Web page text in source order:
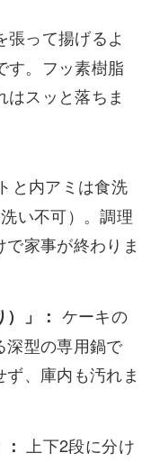
張って揚げるよ
す。フッ素樹脂
はスッと落ちま
と内アミは食洗
い不可）。調理
家事が終わりま
」： ケーキの
深型の専用鍋で
、庫内も汚れま
上下2段に分け